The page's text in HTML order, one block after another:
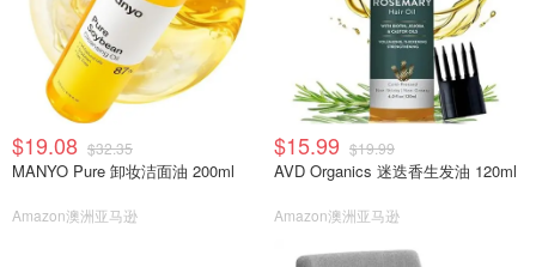
$19.08 $32.35
MANYO Pure 卸妆洁面油 200ml
Amazon澳洲亚马逊
$15.99 $19.99
AVD Organics 迷迭香生发油 120ml
Amazon澳洲亚马逊